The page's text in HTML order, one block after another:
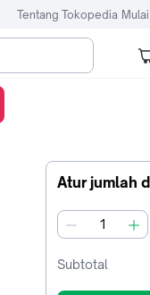
Tentang Tokopedia
Atur jumlah
jumlah
Subtotal